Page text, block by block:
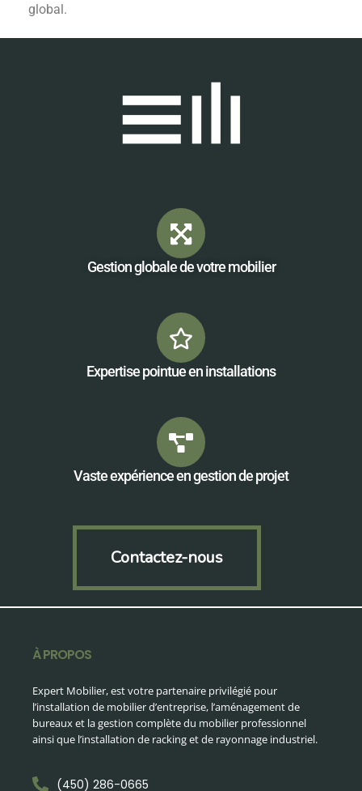
global.
Gestion globale de votre mobilier
Expertise pointue en installations
Vaste expérience en gestion de projet
Contactez-nous
À PROPOS
Expert Mobilier, est votre partenaire privilégié pour
l’installation de mobilier d’entreprise, l’aménagement de
bureaux et la gestion complète du mobilier professionnel
ainsi que l’installation de racking et de rayonnage industriel.
(450) 286-0665